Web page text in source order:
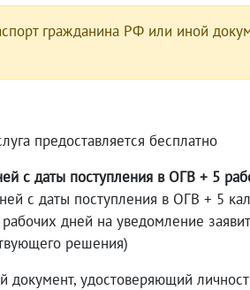
гражданина РФ или иной
предоставляется бесплатно
с даты поступления в ОГВ + 5
с даты поступления в ОГВ + 5
дней на уведомление
решения)
документ, удостоверяющий